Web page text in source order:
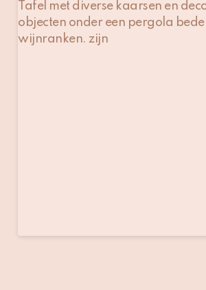
gepubliceerd